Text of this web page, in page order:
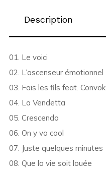
Description
01. Le voici
02. L’ascenseur émotionnel
03. Fais les fils feat. Convok
04. La Vendetta
05. Crescendo
06. On y va cool
07. Juste quelques minutes
08. Que la vie soit louée